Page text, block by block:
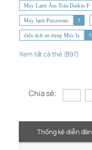
Máy Lạnh Âm Trần Daikin F
Máy lạnh Panasonic
5
diện tích sử dụng Máy lạ
5
Xem tất cả thẻ (897)
Chia sẻ:
Thống kê diễn đàn